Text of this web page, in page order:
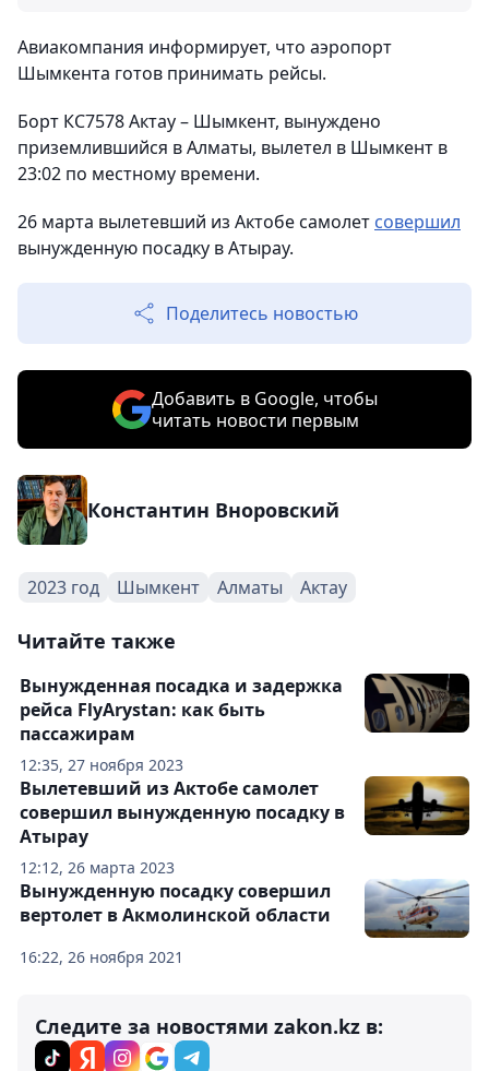
Авиакомпания информирует, что аэропорт
Шымкента готов принимать рейсы.
Борт КС7578 Актау – Шымкент, вынуждено
приземлившийся в Алматы, вылетел в Шымкент в
23:02 по местному времени.
26 марта вылетевший из Актобе самолет совершил
вынужденную посадку в Атырау.
Поделитесь новостью
Добавить в Google, чтобы
читать новости первым
Константин Вноровский
2023 год Шымкент Алматы Актау
Читайте также
12:35, 27 ноября 2023
Вынужденная посадка и задержка
рейса FlyArystan: как быть
пассажирам
12:12, 26 марта 2023
Вылетевший из Актобе самолет
совершил вынужденную посадку в
Атырау
16:22, 26 ноября 2021
Вынужденную посадку совершил
вертолет в Акмолинской области
Следите за новостями zakon.kz в: